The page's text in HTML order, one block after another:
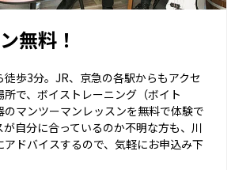
無料！
歩3分。JR、京急の各駅からもアクセ
で、ボイストレーニング（ボイト
のマンツーマンレッスンを無料で体験で
が自分に合っているのか不明な方も、川
ドバイスするので、気軽にお申込み下